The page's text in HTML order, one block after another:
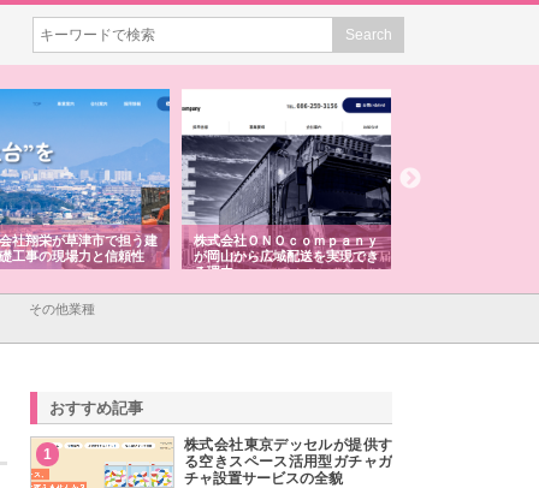
社翔栄が草津市で担う建
工事の現場力と信頼性
株式会社ＯＮＯｃｏｍｐａｎｙ
が岡山から広域配送を実現でき
る理由
その他業種
おすすめ記事
1
株式会社東京デッセルが提供す
る空きスペース活用型ガチャガ
チャ設置サービスの全貌